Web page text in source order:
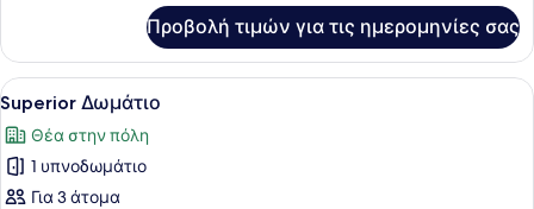
Σουίτα,
King
Κρεβάτι
Προβολή τιμών για τις ημερομηνίες σας
Προβολή
όλων
των
φωτογραφιών
για
Ένα σύγχρονο δωμάτιο
2
Superior Δωμάτιο
Θέα στην πόλη
1 υπνοδωμάτιο
Για 3 άτομα